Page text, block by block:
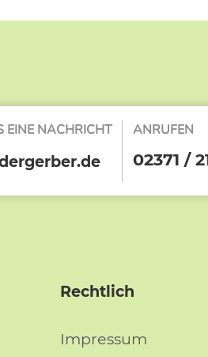
EINE NACHRICHT ANRUFEN
02371 /
Rechtlich
Impressum